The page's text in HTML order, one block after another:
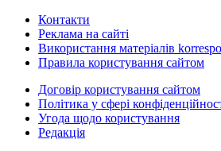
Контакти
Реклама на сайті
Використання матеріалів
Правила користування сайтом
Договір користування сайтом
Політика у сфері
Угода щодо користування
Редакція